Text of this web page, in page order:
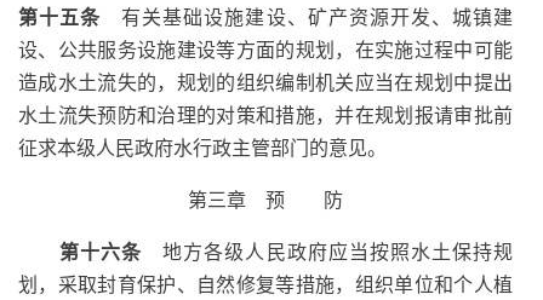
第十五条 有关基础设施建设、矿产资源开发、城镇建
设、公共服务设施建设等方面的规划，在实施过程中可能
造成水土流失的，规划的组织编制机关应当在规划中提出
水土流失预防和治理的对策和措施，并在规划报请审批前
征求本级人民政府水行政主管部门的意见。
第三章 预 防
第十六条 地方各级人民政府应当按照水土保持规
划，采取封育保护、自然修复等措施，组织单位和个人植